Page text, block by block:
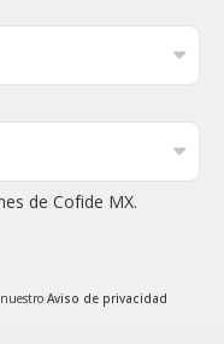
de Cofide MX.
Aviso de privacidad